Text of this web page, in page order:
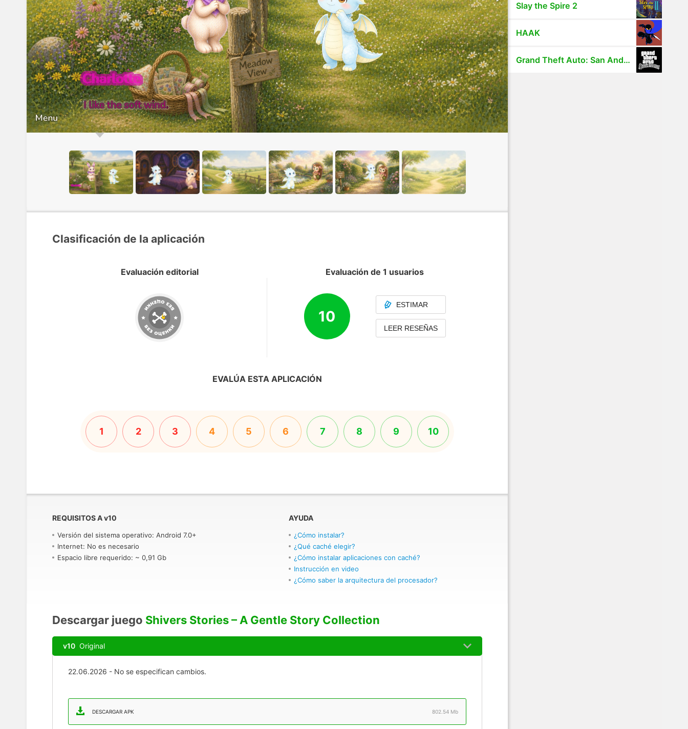
Clasificación de la aplicación
Evaluación editorial Evaluación de 1 usuarios
10
ESTIMAR
LEER RESEÑAS
EVALÚA ESTA APLICACIÓN
1 2 3 4 5 6 7 8 9 10
REQUISITOS Av10
Versión del sistema operativo: Android 7.0+
Internet: No es necesario
Espacio libre requerido: ~ 0,91 Gb
AYUDA
¿Cómo instalar?
¿Qué caché elegir?
¿Cómo instalar aplicaciones con caché?
Instrucción en video
¿Cómo saber la arquitectura del procesador?
Descargar juego Shivers Stories – A Gentle Story Collection
v10 Original
22.06.2026 - No se especifican cambios.
DESCARGAR APK 802.54 Mb
Slay the Spire 2
HAAK
Grand Theft Auto: San Andreas